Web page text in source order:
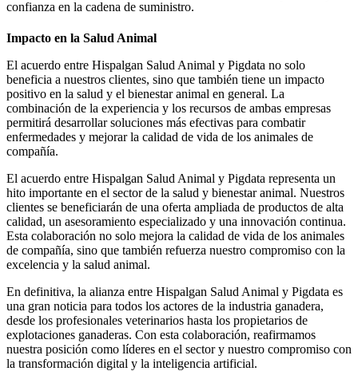
confianza en la cadena de suministro.
Impacto en la Salud Animal
El acuerdo entre Hispalgan Salud Animal y Pigdata no solo
beneficia a nuestros clientes, sino que también tiene un impacto
positivo en la salud y el bienestar animal en general. La
combinación de la experiencia y los recursos de ambas empresas
permitirá desarrollar soluciones más efectivas para combatir
enfermedades y mejorar la calidad de vida de los animales de
compañía.
El acuerdo entre Hispalgan Salud Animal y Pigdata representa un
hito importante en el sector de la salud y bienestar animal. Nuestros
clientes se beneficiarán de una oferta ampliada de productos de alta
calidad, un asesoramiento especializado y una innovación continua.
Esta colaboración no solo mejora la calidad de vida de los animales
de compañía, sino que también refuerza nuestro compromiso con la
excelencia y la salud animal.
En definitiva, la alianza entre Hispalgan Salud Animal y Pigdata es
una gran noticia para todos los actores de la industria ganadera,
desde los profesionales veterinarios hasta los propietarios de
explotaciones ganaderas. Con esta colaboración, reafirmamos
nuestra posición como líderes en el sector y nuestro compromiso con
la transformación digital y la inteligencia artificial.